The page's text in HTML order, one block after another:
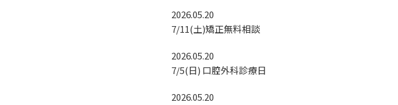
2026.05.20
7/11(土)矯正無料相談
2026.05.20
7/5(日) 口腔外科診療日
2026.05.20